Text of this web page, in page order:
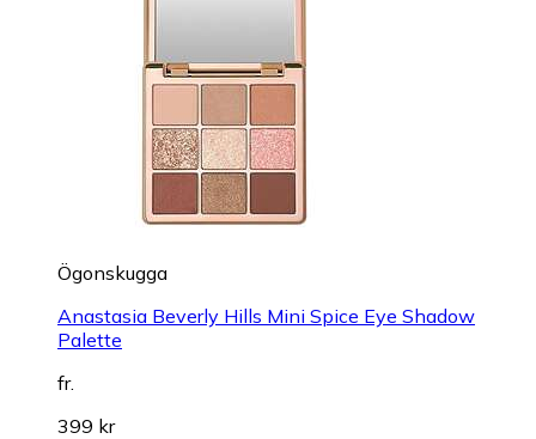
Ögonskugga
Anastasia Beverly Hills Mini Spice Eye Shadow
Palette
fr.
399 kr